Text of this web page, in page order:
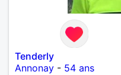
Tenderly
Annonay - 54 ans